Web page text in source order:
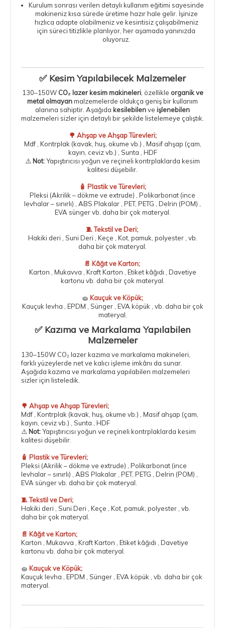
Kurulum sonrası verilen detaylı kullanım eğitimi sayesinde
makineniz kısa sürede üretime hazır hale gelir. İşinize
hızlıca adapte olabilmeniz ve kesintisiz çalışabilmeniz
için süreci titizlikle planlıyor, her aşamada yanınızda
oluyoruz.
✅ Kesim Yapılabilecek Malzemeler
130–150W CO₂ lazer kesim makineleri, özellikle organik ve
metal olmayanmalzemelerde oldukça geniş bir kullanım
alanına sahiptir. Aşağıda kesilebilenve işlenebilen
malzemeleri sizler için detaylı bir şekilde listelemeye çalıştık.
🌳 Ahşap ve Ahşap Türevleri;
Mdf , Kontrplak (kavak, huş, okume vb.) , Masif ahşap (çam,
kayın, ceviz vb.) , Sunta , HDF
⚠️ Not:Yapıştırıcısı yoğun ve reçineli kontrplaklarda kesim
kalitesi düşebilir.
🧴 Plastik ve Türevleri;
Pleksi (Akrilik – dökme ve extrude) , Polikarbonat (ince
levhalar – sınırlı) , ABS Plakalar , PET, PETG , Delrin (POM) ,
EVA sünger vb. daha bir çok materyal.
🧵 Tekstil ve Deri;
Hakiki deri , Suni Deri , Keçe , Kot, pamuk, polyester , vb.
daha bir çok materyal.
📄 Kâğıt ve Karton;
Karton , Mukavva , Kraft Karton , Etiket kâğıdı , Davetiye
kartonu vb. daha bir çok materyal.
🧽 Kauçuk ve Köpük;
Kauçuk levha , EPDM , Sünger , EVA köpük , vb. daha bir çok
materyal.
✅ Kazıma ve Markalama Yapılabilen
Malzemeler
130–150W CO₂ lazer kazıma ve markalama makineleri,
farklı yüzeylerde net ve kalıcı işleme imkânı da sunar.
Aşağıda kazıma ve markalama yapılabilen malzemeleri
sizler için listeledik.
🌳 Ahşap ve Ahşap Türevleri;
Mdf Kontrplak (kavak, huş, okume vb.) , Masif ahşap (çam,
kayın, ceviz vb.) , Sunta , HDF
⚠️ Not:Yapıştırıcısı yoğun ve reçineli kontrplaklarda kesim
kalitesi düşebilir.
🧴 Plastik ve Türevleri;
Pleksi (Akrilik – dökme ve extrude) , Polikarbonat (ince
levhalar – sınırlı) , ABS Plakalar , PET, PETG , Delrin (POM) ,
EVA sünger vb. daha bir çok materyal.
🧵Tekstilve Deri;
Hakiki deri , Suni Deri , Keçe , Kot, pamuk, polyester , vb.
daha bir çok materyal.
📄 Kâğıt ve Karton;
Karton , Mukavva , Kraft Karton , Etiket kâğıdı , Davetiye
kartonu vb. daha bir çok materyal.
🧽 Kauçuk ve Köpük;
Kauçuk levha , EPDM , Sünger , EVA köpük , vb. daha bir çok
materyal.